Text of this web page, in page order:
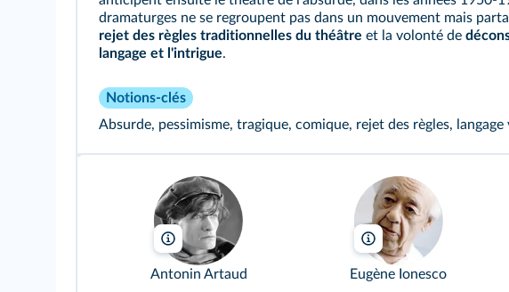
dramaturges ne se regroupent pas dans un mouvement mais
rejet des règles traditionnelles du théâtre et la volonté de
langage et l'intrigue.
Notions-clés
Absurde, pessimisme, tragique, comique, rejet des règles, langage
Bammesk/Wikimedia
Antonin Artaud
Gorupdebesanez/
Eugène Ionesco